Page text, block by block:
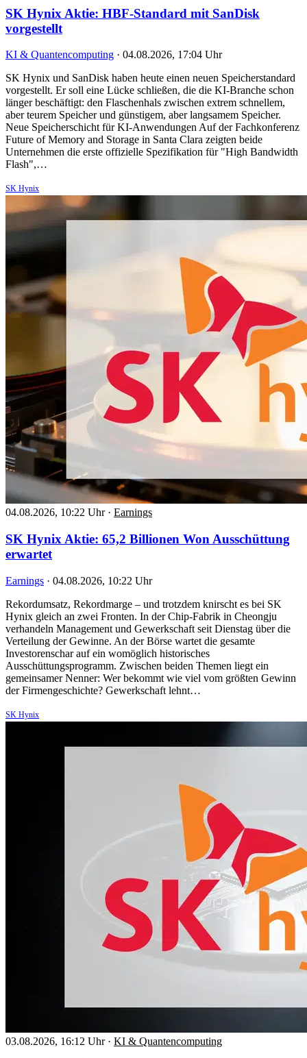
SK Hynix Aktie: HBF-Standard mit SanDisk
vorgestellt
KI & Quantencomputing · 04.08.2026, 17:04 Uhr
SK Hynix und SanDisk haben heute einen neuen Speicherstandard
vorgestellt. Er soll eine Lücke schließen, die die KI-Branche schon
länger beschäftigt: den Flaschenhals zwischen extrem schnellem,
aber teurem Speicher und günstigem, aber langsamem Speicher.
Neue Speicherschicht für KI-Anwendungen Auf der Fachkonferenz
Future of Memory and Storage in Santa Clara zeigten beide
Unternehmen die erste offizielle Spezifikation für "High Bandwidth
Flash",…
SK Hynix
04.08.2026, 10:22 Uhr · Earnings
SK Hynix Aktie: 65,2 Billionen Won Ausschüttung
erwartet
Earnings · 04.08.2026, 10:22 Uhr
Rekordumsatz, Rekordmarge – und trotzdem knirscht es bei SK
Hynix gleich an zwei Fronten. In der Chip-Fabrik in Cheongju
verhandeln Management und Gewerkschaft seit Dienstag über die
Verteilung der Gewinne. An der Börse wartet die gesamte
Investorenschar auf ein womöglich historisches
Ausschüttungsprogramm. Zwischen beiden Themen liegt ein
gemeinsamer Nenner: Wer bekommt wie viel vom größten Gewinn
der Firmengeschichte? Gewerkschaft lehnt…
SK Hynix
03.08.2026, 16:12 Uhr · KI & Quantencomputing